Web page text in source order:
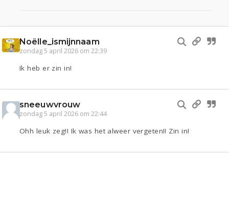
Noëlle_ismijnnaam
zondag 5 april 2026 om 22:39
Ik heb er zin in!
sneeuwvrouw
zondag 5 april 2026 om 22:44
Ohh leuk zeg!! Ik was het alweer vergeten!! Zin in!